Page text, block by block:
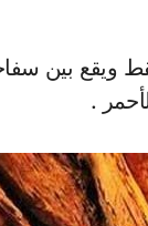
إلى أن يصل ضيقة نحو 1 متر
.